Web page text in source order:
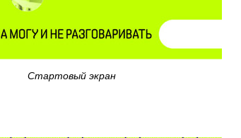
Стартовый экран